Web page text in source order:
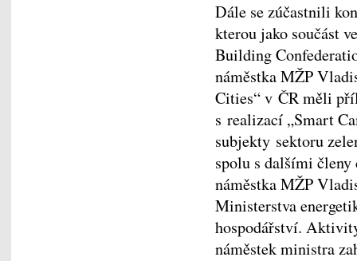
Dále se zúčastnili
kterou jako součást
Building
náměstka MŽP
Cities“ v ČR měli
s realizací „Smart
subjekty sektoru
spolu s dalšími
náměstka MŽP
Ministerstva
hospodářství.
náměstek ministra